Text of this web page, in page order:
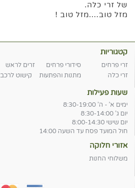
של זרי כלה.
מזל טוב....מזל טוב !
קטגוריות
זרי פרחים סידורי פרחים זרים לראש
זרי כלה
מתנות והפתעות קישוט לרכב
שעות פעילות
ימים א' - ה' 8:30-19:00
יום ג' 8:30-14:00
יום שישי 8:00-14:30
חול המועד פסח עד השעה 14:00
אזורי חלוקה
משלוחי החנות